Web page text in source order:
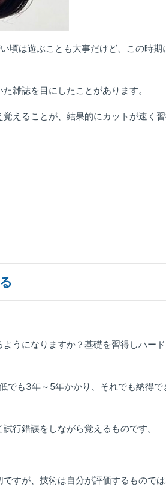
頃は遊ぶことも大事だけど、この時
雑誌を目にしたことがあります。
えることが、結果的にカットが速く習
うになりますか？基礎を習得しハー
でも3年～5年かかり、それでも納得
行錯誤をしながら覚えるものです。
すが、技術は自分が評価するもので